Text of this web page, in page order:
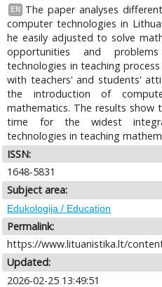
EN
The paper analyses
computer technologies in
he easily adjusted to solve
opportunities and
technologies in teaching
with teachers' and students'
the introduction of
mathematics. The results
time for the widest
technologies in teaching
ISSN:
1648-5831
Subject area:
Edukologija / Education
Permalink:
https://www.lituanistika.lt/
Updated:
2026-02-25 13:49:51